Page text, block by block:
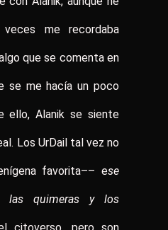
me recordaba
que se comenta en
se me hacía un poco
ello, Alanik se siente
Los UrDail tal vez no
favorita–– ese
las quimeras y los